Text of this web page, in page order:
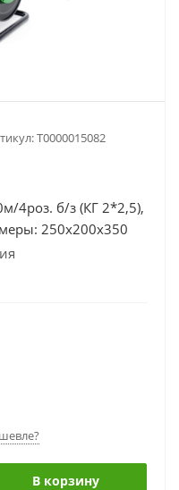
Т0000015082
4роз. б/з (КГ 2*2,5),
250х200х350
В корзину